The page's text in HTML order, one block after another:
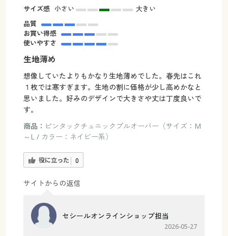
サイズ感 小さい
大きい
品質
お買い得感
使いやすさ
生地薄め
想像していたよりもかなり生地薄めでした。春先はこれ
１枚では寒すぎます。生地の割に価格が少し高めかなと
思いました。好みのデザインで大きさや丈は丁度良いで
す。
商品： ピンタックチュニックプルオーバー（サイズ：M
～L / カラー：ネイビー系）
役に立った 0
サイトからの返信
セシールオンラインショップ担当
2026-05-27